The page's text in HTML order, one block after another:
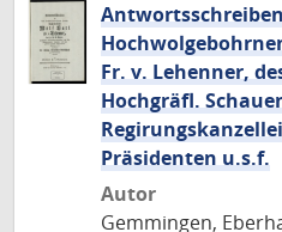
Fr. v. Lehenner,
Hochgräfl.
Präsidenten u.s.f.
Autor
Gemmingen,